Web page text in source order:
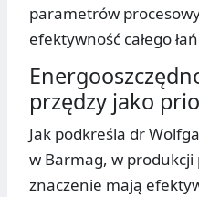
parametrów
efektywność całego
przędzy jako
Jak podkreśla dr
w Barmag, w produkcji
znaczenie mają